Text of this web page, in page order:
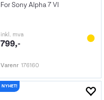
For Sony Alpha 7 VI
inkl. mva
799,-
Varenr 176160